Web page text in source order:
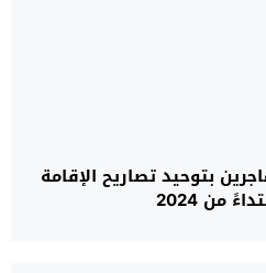
بتوحيد تصاريح الإقامة
من 2024